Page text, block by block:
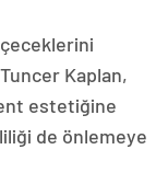
Kaplan,
estetiğine
de önlemeye